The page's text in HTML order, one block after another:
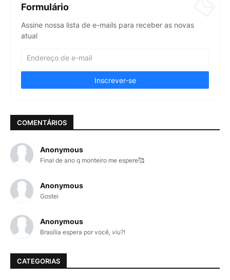
Formulário
Assine nossa lista de e-mails para receber as novas
atual
COMENTÁRIOS
Anonymous
Final de ano q monteiro me espere🥰
Anonymous
Gostei
Anonymous
Brasília espera por você, viu?!
CATEGORIAS